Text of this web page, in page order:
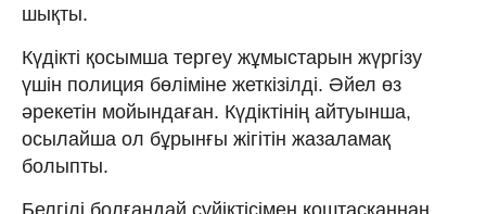
шықты.
Күдікті қосымша тергеу жұмыстарын жүргізу
үшін полиция бөліміне жеткізілді. Әйел өз
әрекетін мойындаған. Күдіктінің айтуынша,
осылайша ол бұрынғы жігітін жазаламақ
болыпты.